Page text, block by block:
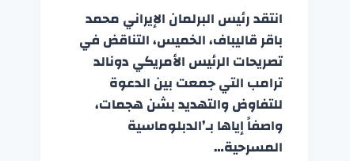
انتقد رئيس البرلمان الإيراني محمد
باقر قاليباف، الخميس، التناقض في
تصريحات الرئيس الأمريكي دونالد
ترامب التي جمعت بين الدعوة
للتفاوض والتهديد بشن هجمات،
واصفاً إياها بـ’الدبلوماسية
المسرحية…